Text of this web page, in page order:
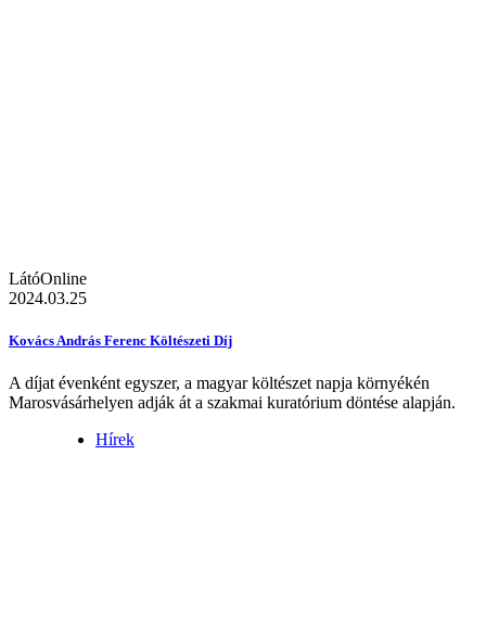
LátóOnline
2024.03.25
Kovács András Ferenc Költészeti Díj
A díjat évenként egyszer, a magyar költészet napja környékén
Marosvásárhelyen adják át a szakmai kuratórium döntése alapján.
Hírek